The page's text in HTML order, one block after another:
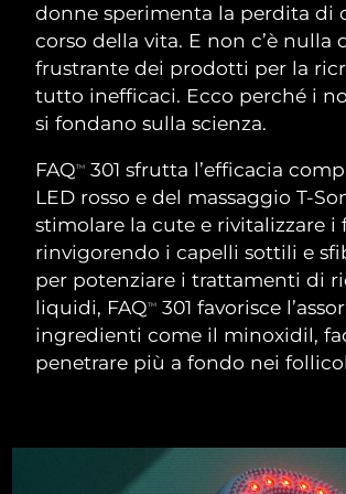
donne sperimenta la perdita di
corso della vita. E non c’è nulla
frustrante dei prodotti per la
tutto inefficaci. Ecco perché i
si fondano sulla scienza.
FAQTM
301 sfrutta l’efficacia
LED rosso e del massaggio T-
stimolare la cute e rivitalizzare i
rinvigorendo i capelli sottili e
per potenziare i trattamenti di
liquidi, FAQTM
301 favorisce
ingredienti come il minoxidil,
penetrare più a fondo nei
Detersione viso
LUNA™ 4
Anti-aging massage
LUNA™ 4 Plus
Massage, LED heating
Lifting
BEAR™ 2
Microcurrent toning
BEAR™ 2 go
Microcurrent toning on-
Idratazione
UFO™ 3 pacchetto
Deep facial hydration
device
Igiene
issa™ 4
Hybrid silicone sonic
Smart hybrid silicone
TRATTAMENTI ANTI-AGE
Austria
Bahrein
Bermuda
Bosnia ed
Erzegovina
Brunei
Bulgaria
Consegna